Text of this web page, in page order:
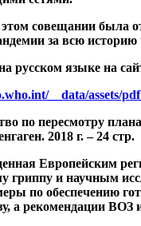
совещании была
за всю историю
русском языке на
__data/assets/
по пересмотру
2018 г. – 24 стр.
Европейским
гриппу и научным
по обеспечению
а рекомендации